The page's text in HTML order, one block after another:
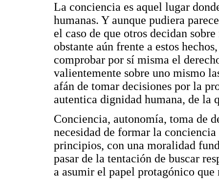
La conciencia es aquel lugar
humanas. Y aunque pudiera
el caso de que otros decidan
obstante aún frente a estos
comprobar por sí misma el
valientemente sobre uno mismo
afán de tomar decisiones por la
autentica dignidad humana, de la
Conciencia, autonomía, toma de
necesidad de formar la
principios, con una moralidad
pasar de la tentación de buscar
a asumir el papel protagónico que